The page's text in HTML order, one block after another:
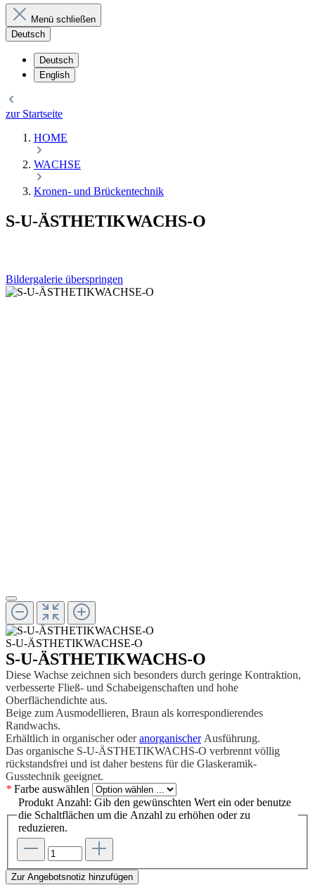
Menü schließen
Deutsch
Deutsch
English
zur Startseite
HOME
WACHSE
Kronen- und Brückentechnik
S-U-ÄSTHETIKWACHS-O
Bildergalerie überspringen
S-U-ÄSTHETIKWACHSE-O
S-U-ÄSTHETIKWACHS-O
Diese Wachse zeichnen sich besonders durch geringe Kontraktion,
verbesserte Fließ- und Schabeigenschaften und hohe
Oberflächendichte aus.
Beige zum Ausmodellieren, Braun als korrespondierendes
Randwachs.
Erhältlich in organischer oderanorganischerAusführung.
Das organische S-U-ÄSTHETIKWACHS-O verbrennt völlig
rückstandsfrei und ist daher bestens für die Glaskeramik-
Gusstechnik geeignet.
* Farbe auswählen
Produkt Anzahl: Gib den gewünschten Wert ein oder benutze
die Schaltflächen um die Anzahl zu erhöhen oder zu
reduzieren.
Zur Angebotsnotiz hinzufügen